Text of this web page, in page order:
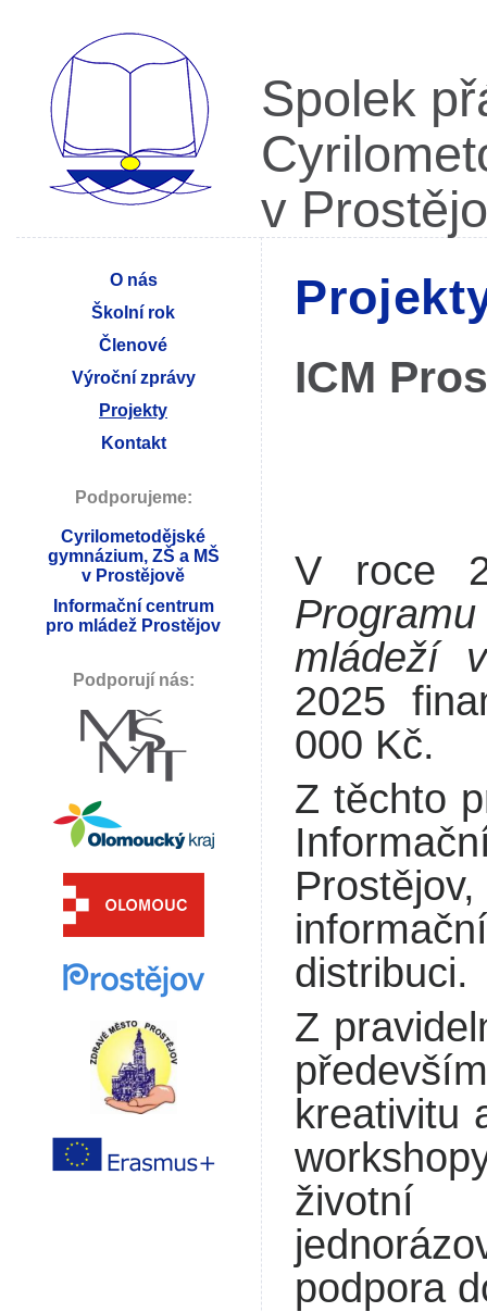
Spolek
v
O nás
Školní rok
Členové
Výroční zprávy
Projekty
Kontakt
Podporujeme:
Cyrilometodějské
gymnázium, ZŠ a MŠ
v Prostějově
Informační centrum
pro mládež Prostějov
Podporují nás:
ICM
V roce
mládeží
2025
000 Kč.
Z těchto
distribuci.
Z
kreativitu
životní
podpora